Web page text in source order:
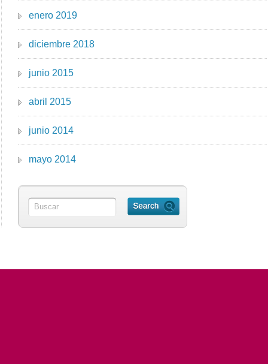
enero 2019
diciembre 2018
junio 2015
abril 2015
junio 2014
mayo 2014